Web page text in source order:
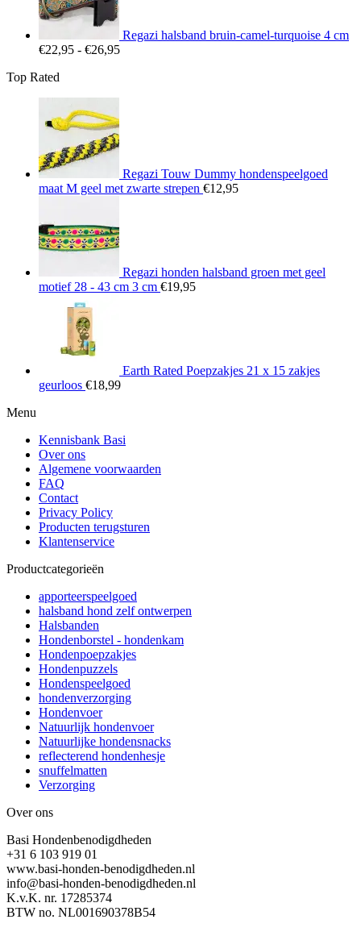
Regazi halsband bruin-camel-turquoise 4 cm
€22,95 - €26,95Prijsklasse:
Top Rated
Regazi Touw Dummy hondenspeelgoed
maat M geel met zwarte strepen €12,95
Regazi honden halsband groen met geel
motief 28 - 43 cm 3 cm €19,95
Earth Rated Poepzakjes 21 x 15 zakjes
geurloos €18,99
Menu
Kennisbank Basi
Over ons
Algemene voorwaarden
FAQ
Contact
Privacy Policy
Producten terugsturen
Klantenservice
Productcategorieën
apporteerspeelgoed
halsband hond zelf ontwerpen
Halsbanden
Hondenborstel - hondenkam
Hondenpoepzakjes
Hondenpuzzels
Hondenspeelgoed
hondenverzorging
Hondenvoer
Natuurlijk hondenvoer
Natuurlijke hondensnacks
reflecterend hondenhesje
snuffelmatten
Verzorging
Over ons
Basi Hondenbenodigdheden
+31 6 103 919 01
www.basi-honden-benodigdheden.nl
info@basi-honden-benodigdheden.nl
K.v.K. nr. 17285374
BTW no. NL001690378B54